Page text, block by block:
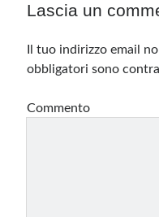
Lascia un
Il tuo indirizzo email
obbligatori sono
Commento